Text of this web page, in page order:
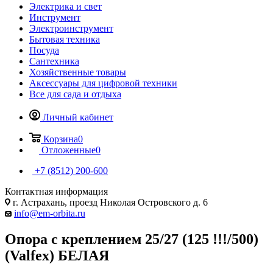
Электрика и свет
Инструмент
Электроинструмент
Бытовая техника
Посуда
Сантехника
Хозяйственные товары
Аксессуары для цифровой техники
Все для сада и отдыха
Личный кабинет
Корзина0
Отложенные0
+7 (8512) 200-600
Контактная информация
г. Астрахань, проезд Николая Островского д. 6
info@em-orbita.ru
Опора с креплением 25/27 (125 !!!/500)
(Valfex) БЕЛАЯ